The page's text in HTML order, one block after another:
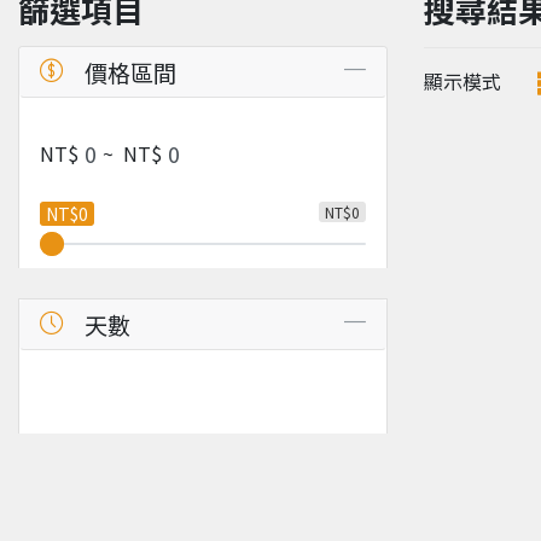
篩選項目
價格區間
NT$ ~ NT$
NT$0
NT$0
天數
搜尋結
顯示模式